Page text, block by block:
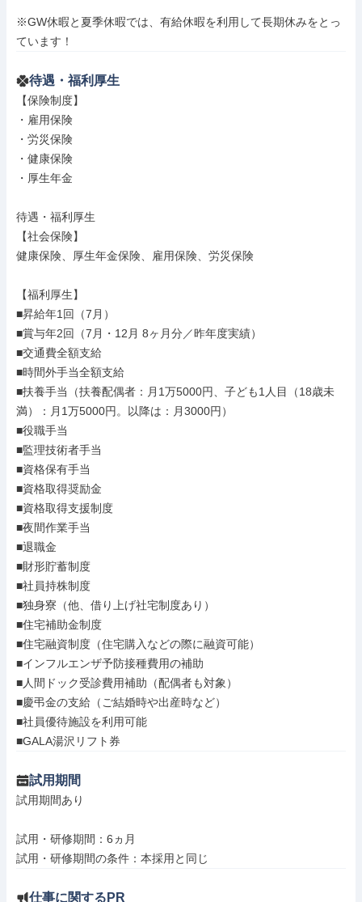
※GW休暇と夏季休暇では、有給休暇を利用して長期休みをとっ
ています！
待遇・福利厚生
【保険制度】
・雇用保険
・労災保険
・健康保険
・厚生年金
待遇・福利厚生
【社会保険】
健康保険、厚生年金保険、雇用保険、労災保険
【福利厚生】
■昇給年1回（7月）
■賞与年2回（7月・12月 8ヶ月分／昨年度実績）
■交通費全額支給
■時間外手当全額支給
■扶養手当（扶養配偶者：月1万5000円、子ども1人目（18歳未
満）：月1万5000円。以降は：月3000円）
■役職手当
■監理技術者手当
■資格保有手当
■資格取得奨励金
■資格取得支援制度
■夜間作業手当
■退職金
■財形貯蓄制度
■社員持株制度
■独身寮（他、借り上げ社宅制度あり）
■住宅補助金制度
■住宅融資制度（住宅購入などの際に融資可能）
■インフルエンザ予防接種費用の補助
■人間ドック受診費用補助（配偶者も対象）
■慶弔金の支給（ご結婚時や出産時など）
■社員優待施設を利用可能
■GALA湯沢リフト券
試用期間
試用期間あり
試用・研修期間：6ヵ月
仕事に関するPR